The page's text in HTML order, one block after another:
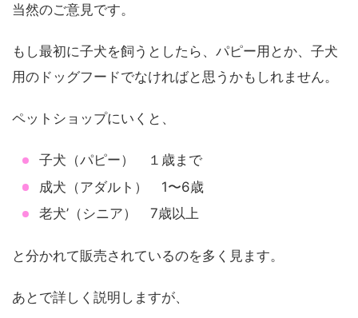
当然のご意見です。
もし最初に子犬を飼うとしたら、パピー用とか、子犬
用のドッグフードでなければと思うかもしれません。
ペットショップにいくと、
子犬（パピー） １歳まで
成犬（アダルト） 1〜6歳
老犬’（シニア） 7歳以上
と分かれて販売されているのを多く見ます。
あとで詳しく説明しますが、